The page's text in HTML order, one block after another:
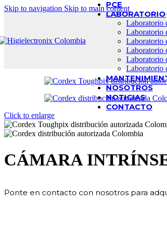
Skip to navigation Skip to main content
PCE
LABORATORIO
Laboratorio
Laboratorio
Laboratorio
Laboratorio
Laboratorio
Laboratorio
NOSOTROS
NOTICIAS
CONTACTO
Click to enlarge
CÁMARA
Ponte en contacto con nosotros para